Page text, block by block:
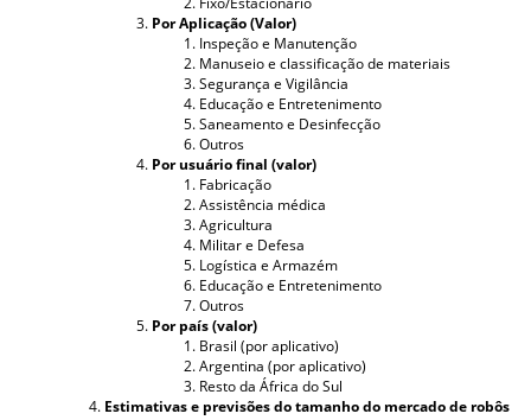
Por Aplicação (Valor)
Inspeção e Manutenção
Manuseio e classificação de materiais
Segurança e Vigilância
Educação e Entretenimento
Saneamento e Desinfecção
Outros
Por usuário final (valor)
Fabricação
Assistência médica
Agricultura
Militar e Defesa
Logística e Armazém
Educação e Entretenimento
Outros
Por país (valor)
Brasil (por aplicativo)
Argentina (por aplicativo)
Resto da África do Sul
Estimativas e previsões do tamanho do mercado de robôs